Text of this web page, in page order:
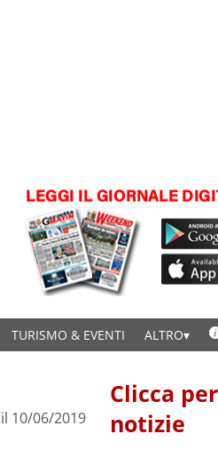
TURISMO & EVENTI ALTRO
il 10/06/2019
Clicca
notizie